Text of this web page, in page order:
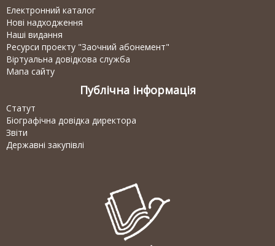
Електронний каталог
Нові надходження
Наші видання
Ресурси проекту "Заочний абонемент"
Віртуальна довідкова служба
Мапа сайту
Публічна інформація
Статут
Біографічна довідка директора
Звіти
Державні закупівлі